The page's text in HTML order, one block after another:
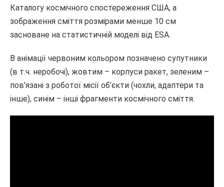
Каталогу космічного спостереження США, а
зображення сміття розмірами менше 10 см
засноване на статистичній моделі від ESA.
В анімації червоним кольором позначено супутники
(в т.ч. неробочі), жовтим – корпуси ракет, зеленим –
пов’язані з роботої місії об’єкти (чохли, адаптери та
інше), синім – інші фрагменти космічного сміття.